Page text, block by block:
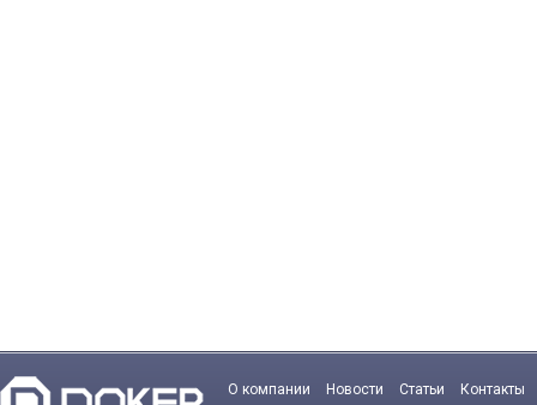
О компании Новости Статьи
Контакты